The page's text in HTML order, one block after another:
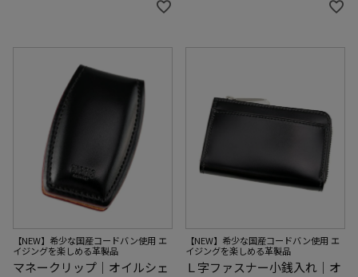
【NEW】希少な国産コードバン使用 エ
イジングを楽しめる革製品
マネークリップ｜オイルシェ
【NEW】希少な国産コードバン使用 エ
イジングを楽しめる革製品
Ｌ字ファスナー小銭入れ｜オ